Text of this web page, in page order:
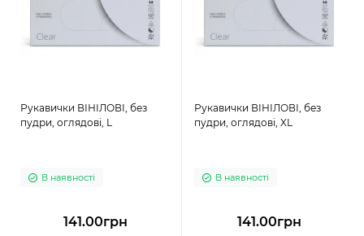
Рукавички ВІНІЛОВІ, без
пудри, оглядові, L
В наявності
141.00грн
Рукавички ВІНІЛОВІ, без
пудри, оглядові, XL
В наявності
141.00грн